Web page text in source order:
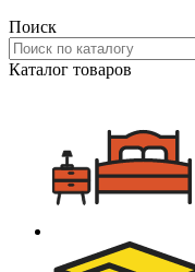
Поиск
Каталог товаров